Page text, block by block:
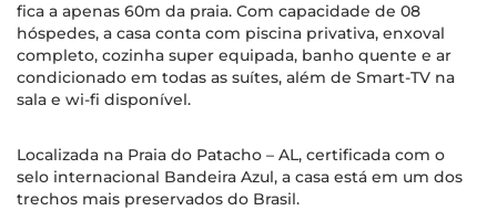
fica a apenas 60m da praia. Com capacidade de 08
hóspedes, a casa conta com piscina privativa, enxoval
completo, cozinha super equipada, banho quente e ar
condicionado em todas as suítes, além de Smart-TV na
sala e wi-fi disponível.
Localizada na Praia do Patacho – AL, certificada com o
selo internacional Bandeira Azul, a casa está em um dos
trechos mais preservados do Brasil.